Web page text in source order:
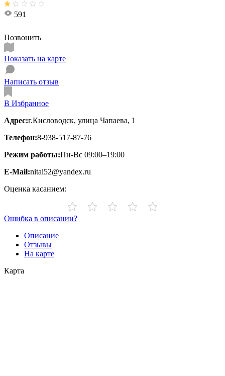
591
Позвонить
Показать на карте
Написать отзыв
В Избранное
Адрес:г.Кисловодск, улица Чапаева, 1
Телефон:8-938-517-87-76
Режим работы:Пн-Вс 09:00–19:00
E-Mail:nitai52@yandex.ru
Оценка касанием:
Ошибка в описании?
Описание
Отзывы
На карте
Карта